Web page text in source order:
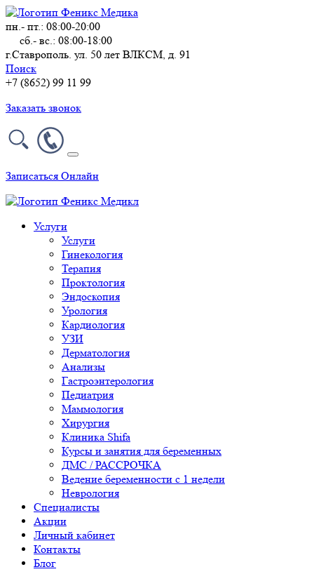
пн.- пт.: 08:00-20:00
сб.- вс.: 08:00-18:00
г.Ставрополь. ул. 50 лет ВЛКСМ, д. 91
Поиск
+7 (8652) 99 11 99
Заказать звонок
Записаться Онлайн
Услуги
Услуги
Гинекология
Терапия
Проктология
Эндоскопия
Урология
Кардиология
УЗИ
Дерматология
Анализы
Гастроэнтерология
Педиатрия
Маммология
Хирургия
Клиника Shifa
Курсы и занятия для беременных
ДМС / РАССРОЧКА
Ведение беременности с 1 недели
Неврология
Специалисты
Акции
Личный кабинет
Контакты
Блог